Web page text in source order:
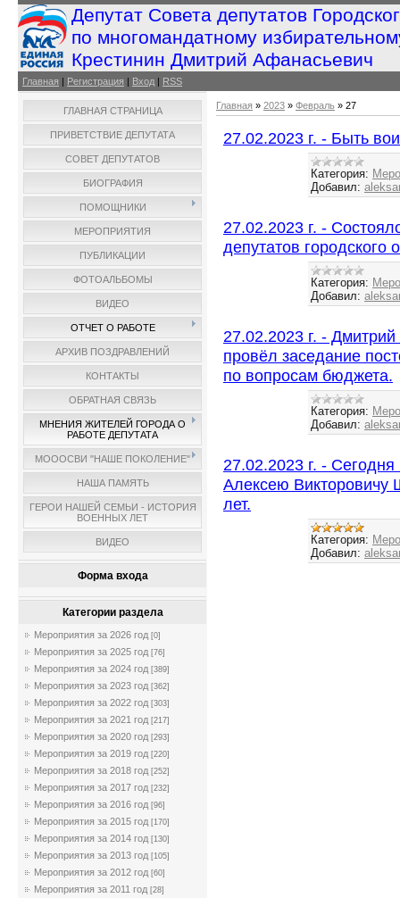
Депутат Совета депутатов
по многомандатному
Крестинин Дмитрий Афанасьевич
Главная | Регистрация | Вход | RSS
ГЛАВНАЯ СТРАНИЦА
ПРИВЕТСТВИЕ ДЕПУТАТА
СОВЕТ ДЕПУТАТОВ
БИОГРАФИЯ
ПОМОЩНИКИ
МЕРОПРИЯТИЯ
ПУБЛИКАЦИИ
ФОТОАЛЬБОМЫ
ВИДЕО
ОТЧЕТ О РАБОТЕ
АРХИВ ПОЗДРАВЛЕНИЙ
КОНТАКТЫ
ОБРАТНАЯ СВЯЗЬ
МНЕНИЯ ЖИТЕЛЕЙ ГОРОДА О
РАБОТЕ ДЕПУТАТА
МОООСВИ "НАШЕ ПОКОЛЕНИЕ"
НАША ПАМЯТЬ
ГЕРОИ НАШЕЙ СЕМЬИ - ИСТОРИЯ
ВОЕННЫХ ЛЕТ
ВИДЕО
Форма входа
Категории раздела
Мероприятия за 2026 год [0]
Мероприятия за 2025 год [76]
Мероприятия за 2024 год [389]
Мероприятия за 2023 год [362]
Мероприятия за 2022 год [303]
Мероприятия за 2021 год [217]
Мероприятия за 2020 год [293]
Мероприятия за 2019 год [220]
Мероприятия за 2018 год [252]
Мероприятия за 2017 год [232]
Мероприятия за 2016 год [96]
Мероприятия за 2015 год [170]
Мероприятия за 2014 год [130]
Мероприятия за 2013 год [105]
Мероприятия за 2012 год [60]
Мероприятия за 2011 год [28]
Главная » 2023 » Февраль » 27
27.02.2023 г. - Быть
Категория:
Добавил:
27.02.2023 г. -
депутатов городского
Категория:
Добавил:
27.02.2023 г. -
провёл заседание
по вопросам бюджета.
Категория:
Добавил:
27.02.2023 г. -
Алексею Викторовичу
лет.
Категория:
Добавил: